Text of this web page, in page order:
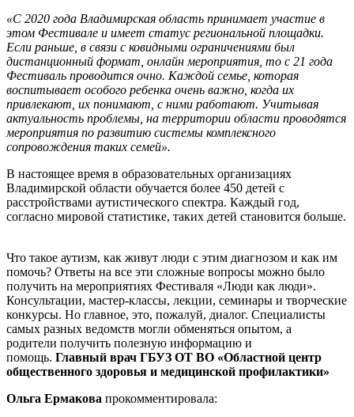
«С 2020 года Владимирская область принимает участие в
этом Фестивале и имеет статус региональной площадки.
Если раньше, в связи с ковидными ограничениями был
дистанционный формат, онлайн мероприятия, то с 21 года
Фестиваль проводится очно. Каждой семье, которая
воспитывает особого ребенка очень важно, когда их
привлекают, их понимают, с ними работают. Учитывая
актуальность проблемы, на территории области проводятся
мероприятия по развитию системы комплексного
сопровождения таких семей».
В настоящее время в образовательных организациях
Владимирской области обучается более 450 детей с
расстройствами аутистического спектра. Каждый год,
согласно мировой статистике, таких детей становится больше.
Что такое аутизм, как живут люди с этим диагнозом и как им
помочь? Ответы на все эти сложные вопросы можно было
получить на мероприятиях Фестиваля «Люди как люди».
Консультации, мастер-классы, лекции, семинары и творческие
конкурсы. Но главное, это, пожалуй, диалог. Специалисты
самых разных ведомств могли обменяться опытом, а
родители получить полезную информацию и
помощь. Главный врач ГБУЗ ОТ ВО «Областной центр
общественного здоровья и медицинской профилактики»
Ольга Ермакова прокомментировала: